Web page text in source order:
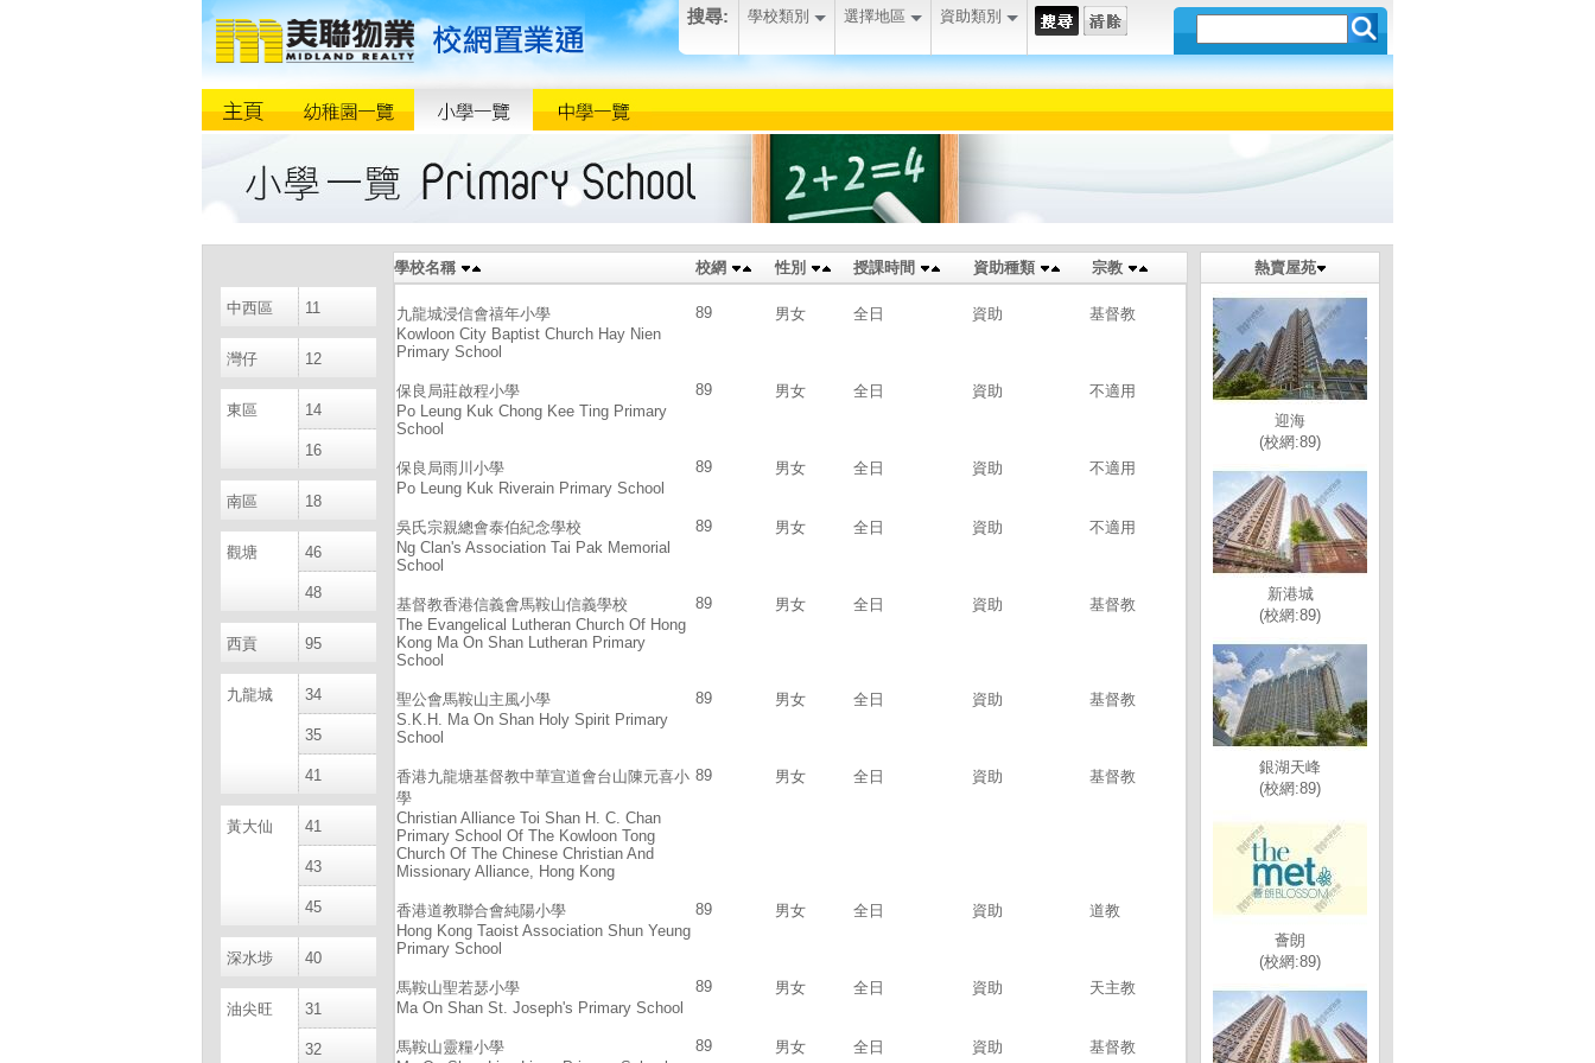
搜尋: 學校類別 選擇地區 資助類別
中西區 11
灣仔 12
東區 14
16
南區 18
觀塘 46
48
西貢 95
九龍城 34
35
41
黃大仙 41
43
45
深水埗 40
油尖旺 31
32
學校名稱 校網 性別 授課時間 資助種類 宗教
九龍城浸信會禧年小學
Kowloon City Baptist Church Hay Nien
Primary School
89 男女 全日 資助 基督教
保良局莊啟程小學
Po Leung Kuk Chong Kee Ting Primary
School
89 男女 全日 資助 不適用
保良局雨川小學
Po Leung Kuk Riverain Primary School
89 男女 全日 資助 不適用
吳氏宗親總會泰伯紀念學校
Ng Clan's Association Tai Pak Memorial
School
89 男女 全日 資助 不適用
基督教香港信義會馬鞍山信義學校
The Evangelical Lutheran Church Of Hong
Kong Ma On Shan Lutheran Primary
School
89 男女 全日 資助 基督教
聖公會馬鞍山主風小學
S.K.H. Ma On Shan Holy Spirit Primary
School
89 男女 全日 資助 基督教
香港九龍塘基督教中華宣道會台山陳元喜小
學
Christian Alliance Toi Shan H. C. Chan
Primary School Of The Kowloon Tong
Church Of The Chinese Christian And
Missionary Alliance, Hong Kong
89 男女 全日 資助 基督教
香港道教聯合會純陽小學
Hong Kong Taoist Association Shun Yeung
Primary School
89 男女 全日 資助 道教
馬鞍山聖若瑟小學
Ma On Shan St. Joseph's Primary School
89 男女 全日 資助 天主教
馬鞍山靈糧小學
89 男女 全日 資助 基督教
熱賣屋苑
迎海
(校網:89)
新港城
(校網:89)
銀湖天峰
(校網:89)
薈朗
(校網:89)